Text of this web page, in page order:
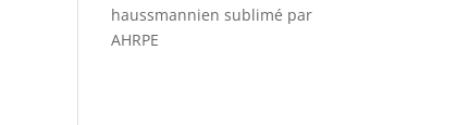
haussmannien sublimé par
AHRPE